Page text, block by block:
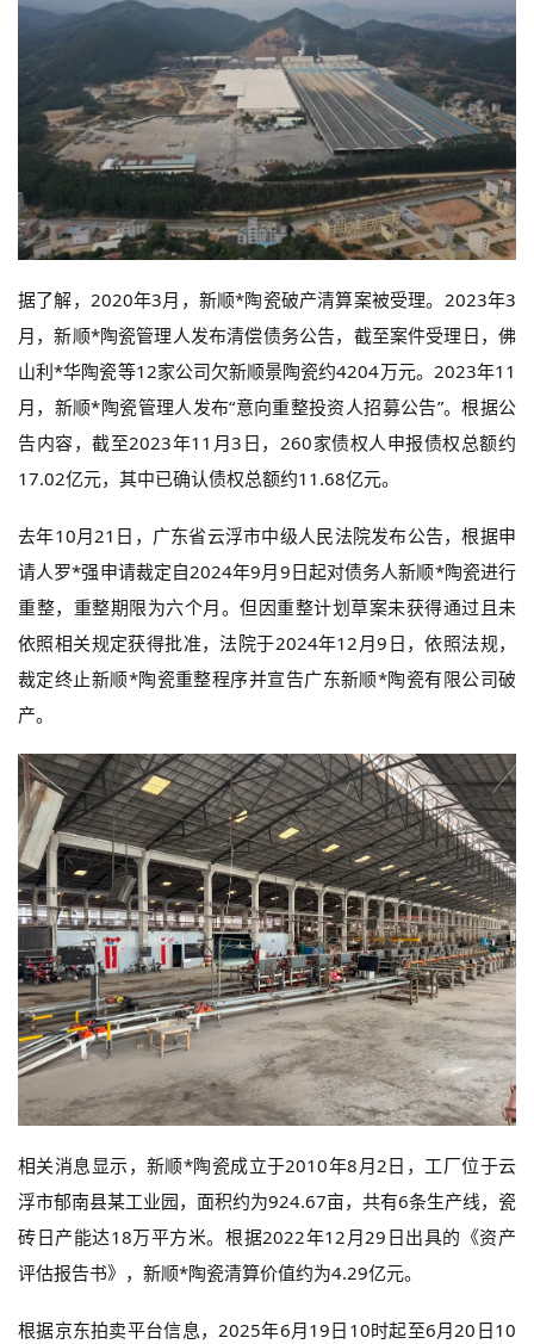
据了解，2020年3月，新顺*陶瓷破产清算案被受理。2023年3
月，新顺*陶瓷管理人发布清偿债务公告，截至案件受理日，佛
山利*华陶瓷等12家公司欠新顺景陶瓷约4204万元。2023年11
月，新顺*陶瓷管理人发布“意向重整投资人招募公告”。根据公
告内容，截至2023年11月3日，260家债权人申报债权总额约
17.02亿元，其中已确认债权总额约11.68亿元。
去年10月21日，广东省云浮市中级人民法院发布公告，根据申
请人罗*强申请裁定自2024年9月9日起对债务人新顺*陶瓷进行
重整，重整期限为六个月。但因重整计划草案未获得通过且未
依照相关规定获得批准，法院于2024年12月9日，依照法规，
裁定终止新顺*陶瓷重整程序并宣告广东新顺*陶瓷有限公司破
产。
相关消息显示，新顺*陶瓷成立于2010年8月2日，工厂位于云
浮市郁南县某工业园，面积约为924.67亩，共有6条生产线，瓷
砖日产能达18万平方米。根据2022年12月29日出具的《资产
评估报告书》，新顺*陶瓷清算价值约为4.29亿元。
根据京东拍卖平台信息，2025年6月19日10时起至6月20日10